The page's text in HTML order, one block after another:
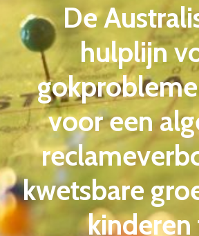
De
hulplijn
voor een
kwetsbare
kinderen